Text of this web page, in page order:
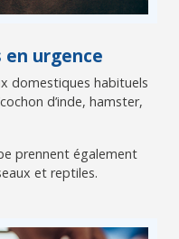
en urgence
domestiques habituels
d’inde, hamster,
prennent également
et reptiles.